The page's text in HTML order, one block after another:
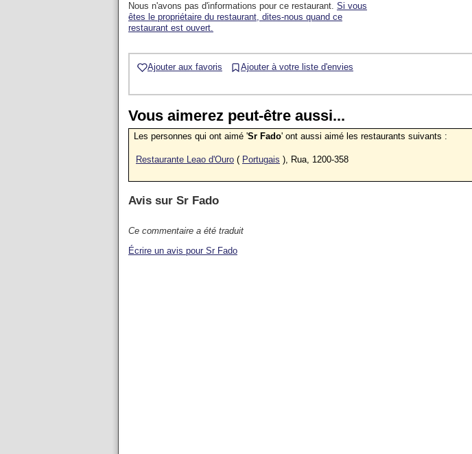
Nous n'avons pas d'informations pour ce restaurant. Si vous
êtes le propriétaire du restaurant, dites-nous quand ce
restaurant est ouvert.
Ajouter aux favoris Ajouter à votre liste d'envies
Vous aimerez peut-être aussi...
Les personnes qui ont aimé 'Sr Fado' ont aussi aimé les restaurants suivants :
Restaurante Leao d'Ouro ( Portugais ), Rua, 1200-358
Avis sur Sr Fado
Ce commentaire a été traduit
Écrire un avis pour Sr Fado